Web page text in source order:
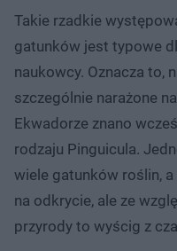
Takie rzadkie
gatunków jest typowe
naukowcy. Oznacza to,
szczególnie narażone
Ekwadorze znano
rodzaju Pinguicula.
wiele gatunków roślin,
na odkrycie, ale ze
przyrody to wyścig z